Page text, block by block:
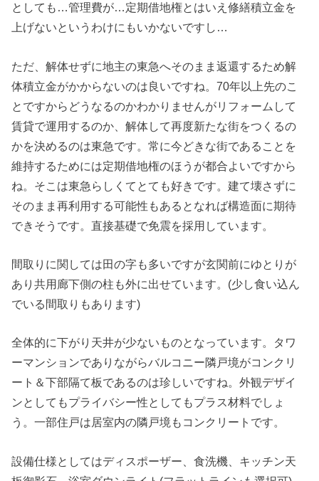
としても…管理費が…定期借地権とはいえ修繕積立金を
上げないというわけにもいかないですし…
ただ、解体せずに地主の東急へそのまま返還するため解
体積立金がかからないのは良いですね。70年以上先のこ
とですからどうなるのかわかりませんがリフォームして
賃貸で運用するのか、解体して再度新たな街をつくるの
かを決めるのは東急です。常に今どきな街であることを
維持するためには定期借地権のほうが都合よいですから
ね。そこは東急らしくてとても好きです。建て壊さずに
そのまま再利用する可能性もあるとなれば構造面に期待
できそうです。直接基礎で免震を採用しています。
間取りに関しては田の字も多いですが玄関前にゆとりが
あり共用廊下側の柱も外に出せています。(少し食い込ん
でいる間取りもあります)
全体的に下がり天井が少ないものとなっています。タワ
ーマンションでありながらバルコニー隣戸境がコンクリ
ート＆下部隔て板であるのは珍しいですね。外観デザイ
ンとしてもプライバシー性としてもプラス材料でしょ
う。一部住戸は居室内の隣戸境もコンクリートです。
設備仕様としてはディスポーザー、食洗機、キッチン天